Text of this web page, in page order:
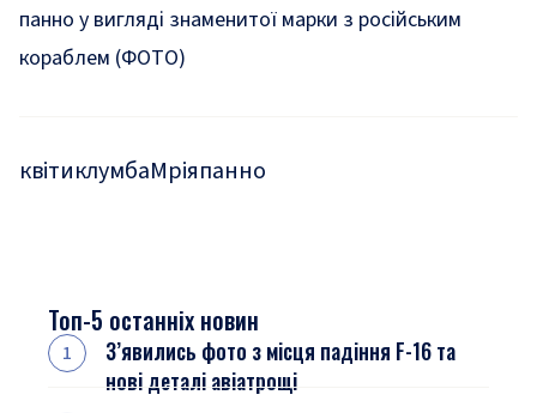
панно у вигляді знаменитої марки з російським
кораблем (ФОТО)
квітиклумбаМріяпанно
Топ-5 останніх новин
З’явились фото з місця падіння F-16 та
нові деталі авіатрощі